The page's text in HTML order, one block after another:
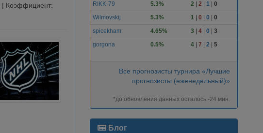
| Коэффициент:
RIKK-79
5.3% 2 2 1
0
Wilmovskij
5.3% 1 0 0
0
spicekham
4.65% 3 4 0
3
gorgona
0.5% 4 7 2 5
Все прогнозисты турнира «Лучшие
прогнозисты (еженедельный)»
*до обновления данных осталось -24 мин.
Блог